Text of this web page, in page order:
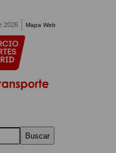
2026 Mapa Web
Buscar